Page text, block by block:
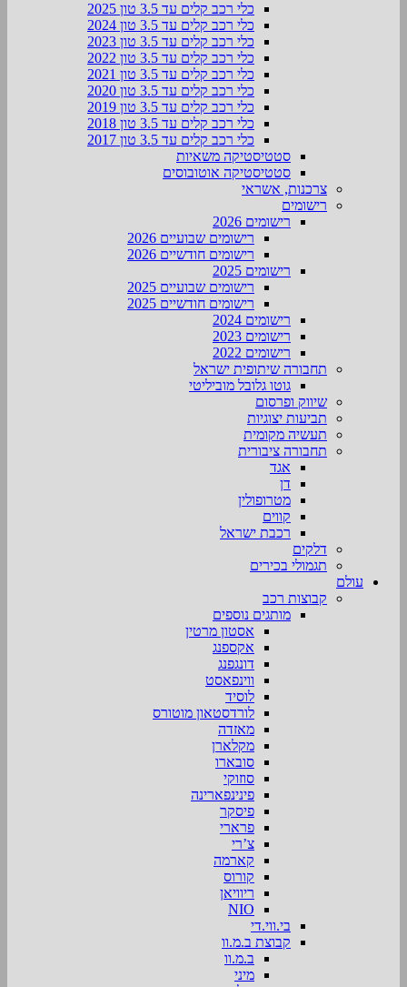
כלי רכב קלים עד 3.5 טון 2025
כלי רכב קלים עד 3.5 טון 2024
כלי רכב קלים עד 3.5 טון 2023
כלי רכב קלים עד 3.5 טון 2022
כלי רכב קלים עד 3.5 טון 2021
כלי רכב קלים עד 3.5 טון 2020
כלי רכב קלים עד 3.5 טון 2019
כלי רכב קלים עד 3.5 טון 2018
כלי רכב קלים עד 3.5 טון 2017
סטטיסטיקה משאיות
סטטיסטיקה אוטובוסים
צרכנות, אשראי
רישומים
רישומים 2026
רישומים שבועיים 2026
רישומים חודשיים 2026
רישומים 2025
רישומים שבועיים 2025
רישומים חודשיים 2025
רישומים 2024
רישומים 2023
רישומים 2022
תחבורה שיתופית ישראל
גוטו גלובל מוביליטי
שיווק ופרסום
תביעות יצוגיות
תעשיה מקומית
תחבורה ציבורית
אגד
דן
מטרופולין
קווים
רכבת ישראל
דלקים
תגמולי בכירים
עולם
קבוצות רכב
מותגים נוספים
אסטון מרטין
אקספנג
דונגפנג
ווינפאסט
לוסיד
לורדסטאון מוטורס
מאזדה
מקלארן
סובארו
סוזוקי
פינינפארינה
פיסקר
פרארי
צ’רי
קארמה
קורוס
ריוויאן
NIO
בי.ווי.די
קבוצת ב.מ.וו
ב.מ.וו
מיני